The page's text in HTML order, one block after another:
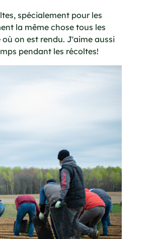
spécialement pour les
la même chose tous les
on est rendu. J'aime aussi
pendant les récoltes!